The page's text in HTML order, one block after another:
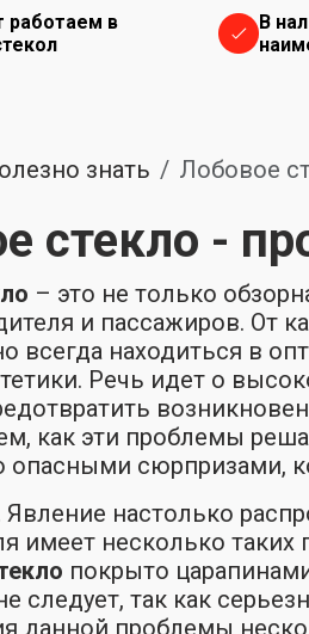
работаем в
В
знать Лобовое
стекло -
– это не только
и пассажиров. От
всегда находиться в
Речь идет о
как эти проблемы
опасными сюрпризами,
настолько
имеет несколько таких
покрыто
следует, так как
данной проблемы